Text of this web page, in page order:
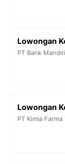
Lowongan
PT Bank
Lowongan
PT Kimia Farma